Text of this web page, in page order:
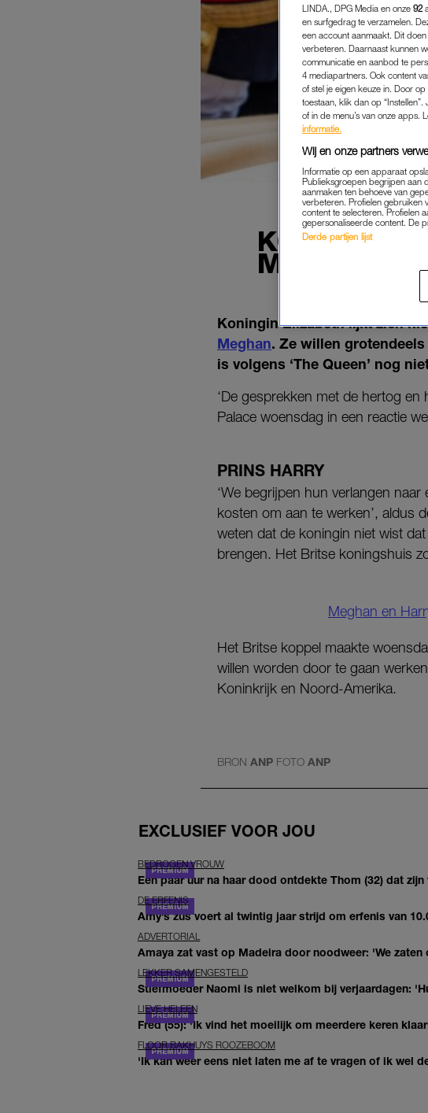
KONINGIN
MEGHAN
Koningin Elizabeth lijkt zich
Meghan. Ze willen
is volgens ‘The Queen’ nog
‘De gesprekken met de hertog
Palace woensdag in een reactie
PRINS HARRY
‘We begrijpen hun verlangen
kosten om aan te werken’, aldus
weten dat de koningin niet wist
brengen. Het Britse koningshuis
Meghan en
Het Britse koppel maakte
willen worden door te gaan
Koninkrijk en Noord-Amerika.
BRON ANP FOTO ANP
EXCLUSIEF VOOR JOU
BEDROGEN VROUW
Een paar uur na haar dood ontdekte Thom (32) dat
DE ERFENIS
Amy’s zus voert al twintig jaar strijd om erfenis van
ADVERTORIAL
Amaya zat vast op Madeira door noodweer: 'We
LEKKER SAMENGESTELD
Stiefmoeder Naomi is niet welkom bij verjaardagen:
LIEVE HELEEN
Fred (55): 'Ik vind het moeilijk om meerdere keren
FLOOR BAKHUYS ROOZEBOOM
'Ik kan weer eens niet laten me af te vragen of ik wel
LINDA., DPG Media en onze 92
en surfgedrag te verzamelen.
een account aanmaakt. Dit
verbeteren. Daarnaast kunnen
communicatie en aanbod te
4 mediapartners. Ook content
of stel je eigen keuze in. Door
toestaan, klik dan op
of in de menu’s van onze apps.
informatie.
Wij en onze partners
Informatie op een apparaat
Publieksgroepen begrijpen aan
aanmaken ten behoeve van
verbeteren. Profielen gebruiken
content te selecteren. Profielen
gepersonaliseerde content. De
Derde partijen lijst